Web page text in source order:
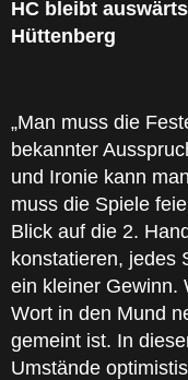
HC bleibt
Hüttenberg
„Man muss die
bekannter
und Ironie kann
muss die Spiele
Blick auf die 2.
konstatieren, jedes
ein kleiner Gewinn.
Wort in den Mund
gemeint ist. In
Umstände